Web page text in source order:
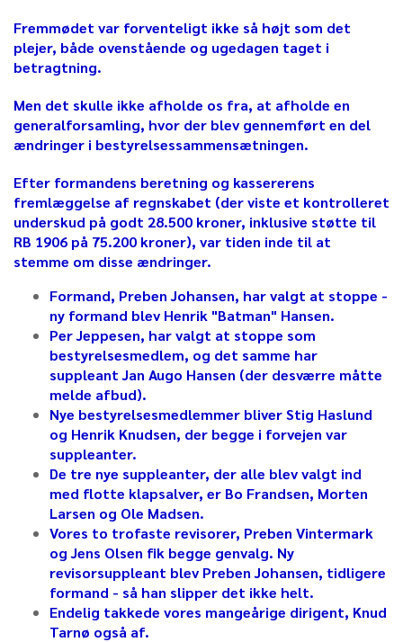
Fremmødet var forventeligt ikke så højt som det
plejer, både ovenstående og ugedagen taget i
betragtning.
Men det skulle ikke afholde os fra, at afholde en
generalforsamling, hvor der blev gennemført en del
ændringer i bestyrelsessammensætningen.
Efter formandens beretning og kassererens
fremlæggelse af regnskabet (der viste et kontrolleret
underskud på godt 28.500 kroner, inklusive støtte til
RB 1906 på 75.200 kroner), var tiden inde til at
stemme om disse ændringer.
Formand, Preben Johansen, har valgt at stoppe -
ny formand blev Henrik "Batman" Hansen.
Per Jeppesen, har valgt at stoppe som
bestyrelsesmedlem, og det samme har
suppleant Jan Augo Hansen (der desværre måtte
melde afbud).
Nye bestyrelsesmedlemmer bliver Stig Haslund
og Henrik Knudsen, der begge i forvejen var
suppleanter.
De tre nye suppleanter, der alle blev valgt ind
med flotte klapsalver, er Bo Frandsen, Morten
Larsen og Ole Madsen.
Vores to trofaste revisorer, Preben Vintermark
og Jens Olsen fik begge genvalg. Ny
revisorsuppleant blev Preben Johansen, tidligere
formand - så han slipper det ikke helt.
Endelig takkede vores mangeårige dirigent, Knud
Tarnø også af.